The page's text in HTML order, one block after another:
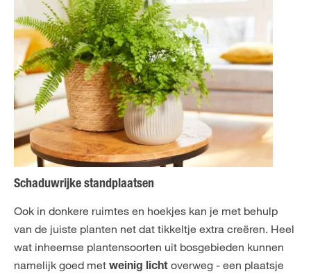
Schaduwrijke standplaatsen
Ook in donkere ruimtes en hoekjes kan je met behulp
van de juiste planten net dat tikkeltje extra creëren. Heel
wat inheemse plantensoorten uit bosgebieden kunnen
namelijk goed met weinig licht overweg - een plaatsje